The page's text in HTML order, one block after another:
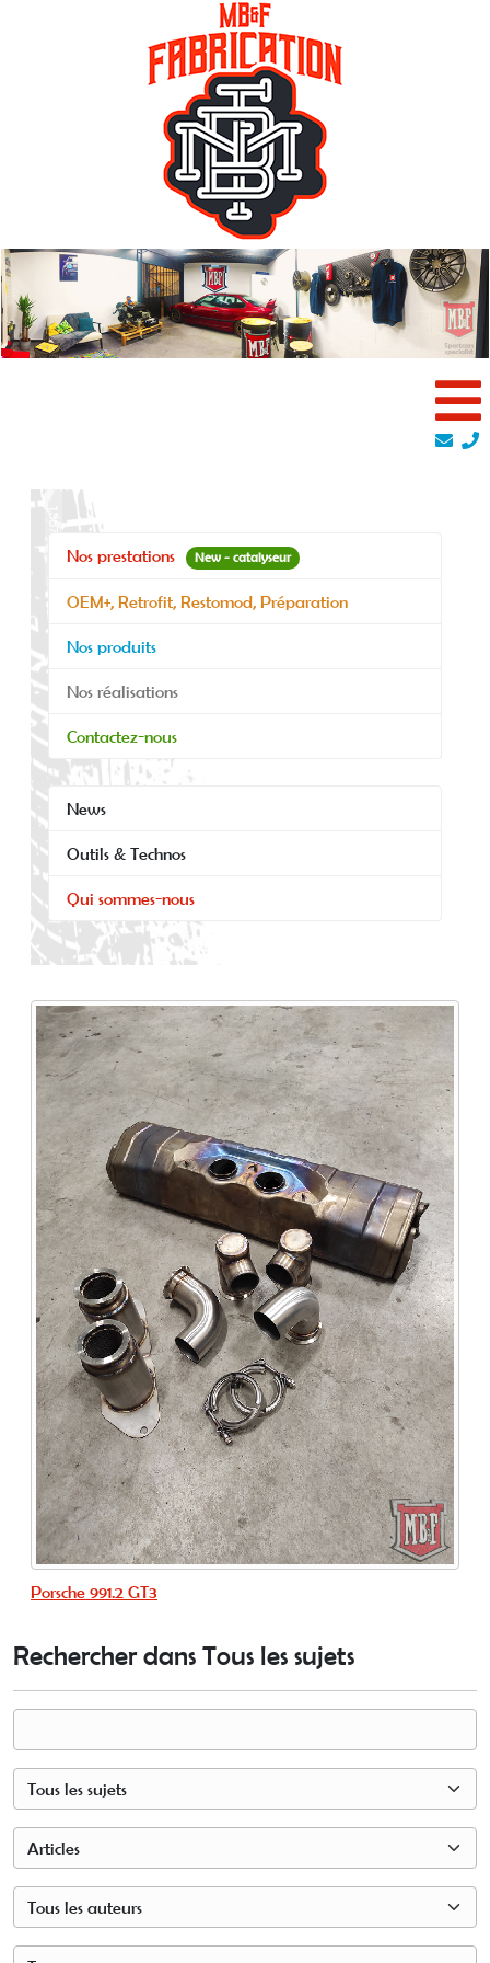
Nos prestations New - catalyseur
OEM+, Retrofit, Restomod, Préparation
Nos produits
Nos réalisations
Contactez-nous
News
Outils & Technos
Qui sommes-nous
Porsche 991.2 GT3
Rechercher dans Tous les sujets